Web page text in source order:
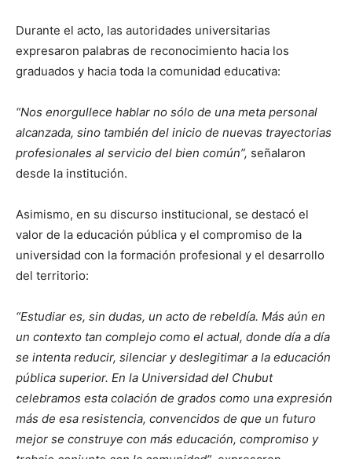
Durante el acto, las autoridades universitarias
expresaron palabras de reconocimiento hacia los
graduados y hacia toda la comunidad educativa:
“Nos enorgullece hablar no sólo de una meta personal
alcanzada, sino también del inicio de nuevas trayectorias
profesionales al servicio del bien común”, señalaron
desde la institución.
Asimismo, en su discurso institucional, se destacó el
valor de la educación pública y el compromiso de la
universidad con la formación profesional y el desarrollo
del territorio:
“Estudiar es, sin dudas, un acto de rebeldía. Más aún en
un contexto tan complejo como el actual, donde día a día
se intenta reducir, silenciar y deslegitimar a la educación
pública superior. En la Universidad del Chubut
celebramos esta colación de grados como una expresión
más de esa resistencia, convencidos de que un futuro
mejor se construye con más educación, compromiso y